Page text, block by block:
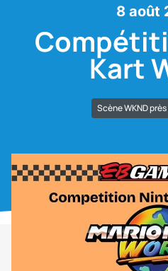
8 août
Compétition Mario
Kart
Scène WKND